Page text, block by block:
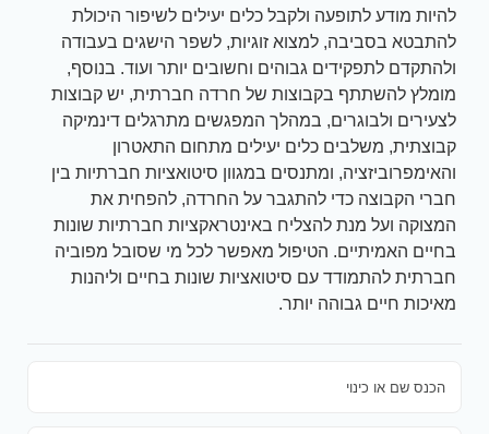
להיות מודע לתופעה ולקבל כלים יעילים לשיפור היכולת
להתבטא בסביבה, למצוא זוגיות, לשפר הישגים בעבודה
ולהתקדם לתפקידים גבוהים וחשובים יותר ועוד. בנוסף,
מומלץ להשתתף בקבוצות של חרדה חברתית, יש קבוצות
לצעירים ולבוגרים, במהלך המפגשים מתרגלים דינמיקה
קבוצתית, משלבים כלים יעילים מתחום התאטרון
והאימפרוביזציה, ומתנסים במגוון סיטואציות חברתיות בין
חברי הקבוצה כדי להתגבר על החרדה, להפחית את
המצוקה ועל מנת להצליח באינטראקציות חברתיות שונות
בחיים האמיתיים. הטיפול מאפשר לכל מי שסובל מפוביה
חברתית להתמודד עם סיטואציות שונות בחיים וליהנות
מאיכות חיים גבוהה יותר.